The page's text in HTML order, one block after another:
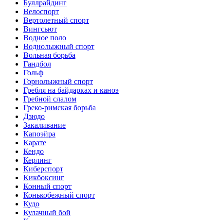
Буллрайдинг
Велоспорт
Вертолетный спорт
Вингсьют
Водное поло
Воднолыжный спорт
Вольная борьба
Гандбол
Гольф
Горнолыжный спорт
Гребля на байдарках и каноэ
Гребной слалом
Греко-римская борьба
Дзюдо
Закаливание
Капоэйра
Карате
Кендо
Керлинг
Киберспорт
Кикбоксинг
Конный спорт
Конькобежный спорт
Кудо
Кулачный бой